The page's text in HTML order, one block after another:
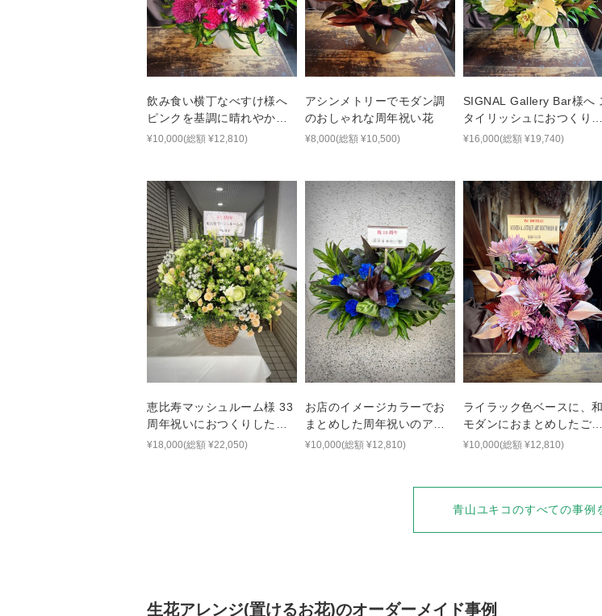
飲み食い横丁なべすけ様へ
ピンクを基調に晴れやかな
雰囲気でおつくりした周年
¥10,000(総額 ¥12,810)
アシンメトリーでモダン調
のおしゃれな周年祝い花
¥8,000(総額 ¥10,500)
SIGNAL Gallery Bar様へ
タイリッシュにおつくりし
たご開店祝い花
¥16,000(総額 ¥19,740)
恵比寿マッシュルーム様 33
周年祝いにおつくりしたナ
チュラルな生花アレンジ
¥18,000(総額 ¥22,050)
お店のイメージカラーでお
まとめした周年祝いのアレ
ンジ
¥10,000(総額 ¥12,810)
ライラック色ベースに、和
モダンにおまとめしたご出
演花
¥10,000(総額 ¥12,810)
青山ユキコのすべての事例
生花アレンジ(置けるお花)のオーダーメイド事例